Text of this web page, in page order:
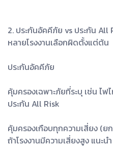
2. ประกันอัคคีภัย vs ประกัน All
หลายโรงงานเลือกผิดตั้งแต่ต้น
ประกันอัคคีภัย
คุ้มครองเฉพาะภัยที่ระบุ เช่น ไฟ
ประกัน All Risk
คุ้มครองเกือบทุกความเสี่ยง (ยก
ถ้าโรงงานมีความเสี่ยงสูง แนะน